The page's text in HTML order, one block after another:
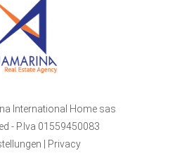
International Home sas
- P.Iva 01559450083
Privacy